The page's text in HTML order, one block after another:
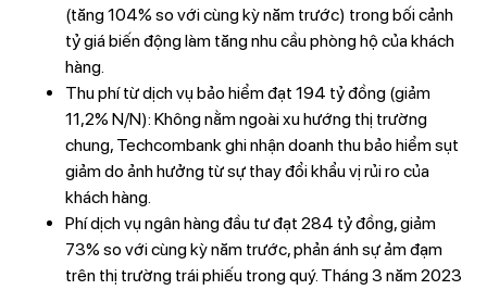
(tăng 104% so với cùng kỳ năm trước) trong bối cảnh
tỷ giá biến động làm tăng nhu cầu phòng hộ của khách
hàng.
Thu phí từ dịch vụ bảo hiểm đạt 194 tỷ đồng (giảm
11,2% N/N): Không nằm ngoài xu hướng thị trường
chung, Techcombank ghi nhận doanh thu bảo hiểm sụt
giảm do ảnh hưởng từ sự thay đổi khẩu vị rủi ro của
khách hàng.
Phí dịch vụ ngân hàng đầu tư đạt 284 tỷ đồng, giảm
73% so với cùng kỳ năm trước, phản ánh sự ảm đạm
trên thị trường trái phiếu trong quý. Tháng 3 năm 2023